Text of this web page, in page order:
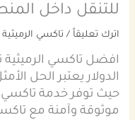
للتنقل داخل
اترك تعليقاً / تاكسي الرميثية
افضل تاكسي الرميثية
الدولار يعتبر الحل
حيث توفر خدمة تاكسي
موثوقة وآمنة مع